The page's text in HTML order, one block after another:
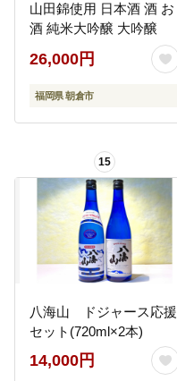
山田錦使用 日本酒 酒 お
酒 純米大吟醸 大吟醸
26,000円
福岡県 朝倉市
15
八海山 ドジャース応援
セット(720ml×2本)
14,000円